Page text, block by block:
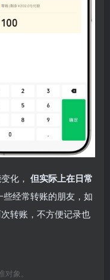
化， 但实际上在日常
些经常转账的朋友，如
转账，不方便记录也
象。